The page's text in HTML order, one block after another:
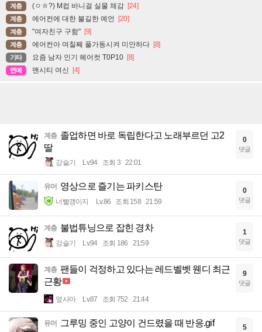
계층 (ㅇㅎ?) M컵 바니걸 실물 체감 [24]
계층 에어컨에 대한 불길한 예언 [20]
계층 "여자친구 구함" [9]
계층 에어컨아 며칠째 풀가동시켜 미안하다 [8]
기타 요즘 남자 인기 헤어컷 T0P10 [8]
연예 맨시티 여신 [4]
계층 졸업하면 바로 독립한다고 노래부르던 고2
딸
강슬기 Lv.94 조회 3 22:01
0
댓글
유머 영상으로 즐기는 파키스탄
너빨갱이지 Lv.86 조회 158 21:59
0
댓글
계층 불법튜닝으로 잡힌 경차
강슬기 Lv.94 조회 186 21:59
1
댓글
계층 팬들이 걱정하고 있다는 레드벨벳 웬디 최근
근황
옆사마 Lv.87 조회 752 21:44
9
댓글
유머 그루밍 중인 고양이 건드렸을 때 반응.gif 5